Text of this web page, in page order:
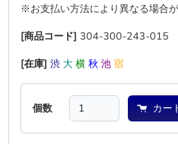
※お支払い方法により異なる場合が
[商品コード] 304-300-243-015
[在庫] 渋 大 横 秋 池 宿
個数 カー